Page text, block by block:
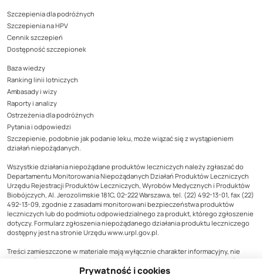
Szczepienia dla podróżnych
Szczepienia na HPV
Cennik szczepień
Dostępność szczepionek
Baza wiedzy
Ranking linii lotniczych
Ambasady i wizy
Raporty i analizy
Ostrzeżenia dla podróżnych
Pytania i odpowiedzi
Szczepienie, podobnie jak podanie leku, może wiązać się z wystąpieniem
działań niepożądanych.
Wszystkie działania niepożądane produktów leczniczych należy zgłaszać do
Departamentu Monitorowania Niepożądanych Działań Produktów Leczniczych
Urzędu Rejestracji Produktów Leczniczych, Wyrobów Medycznych i Produktów
Biobójczych, Al. Jerozolimskie 181C, 02-222 Warszawa, tel. (22) 492-13-01, fax (22)
492-13-09, zgodnie z zasadami monitorowani bezpieczeństwa produktów
leczniczych lub do podmiotu odpowiedzialnego za produkt, którego zgłoszenie
dotyczy. Formularz zgłoszenia niepożądanego działania produktu leczniczego
dostępny jest na stronie Urzędu www.urpl.gov.pl.
Treści zamieszczone w materiale mają wyłącznie charakter informacyjny, nie
mogą być traktowane jako forma konsultacji medycznej i nie mogą zastąpić
konsultacji lekarza, do którego należy ostateczna decyzja o sposobie i zakresie
Prywatność i cookies